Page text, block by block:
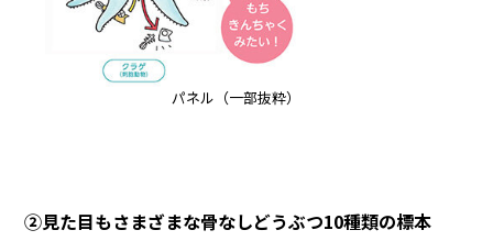
パネル（一部抜粋）
②見た目もさまざまな骨なしどうぶつ10種類の標本